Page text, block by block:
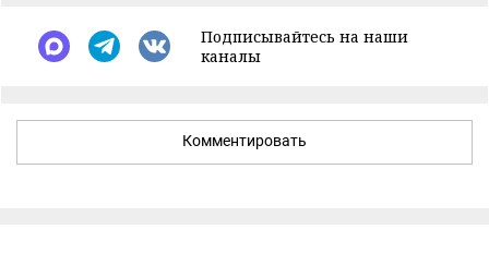
Подписывайтесь на наши
каналы
Комментировать